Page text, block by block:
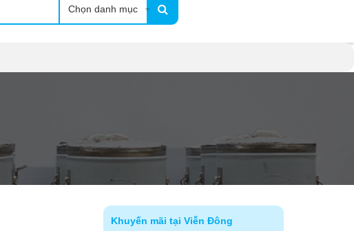
Chọn danh mục
Khuyến mãi tại Viễn Đông